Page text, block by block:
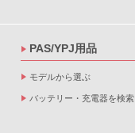
PAS/YPJ用品
モデルから選ぶ
バッテリー・充電器を検索